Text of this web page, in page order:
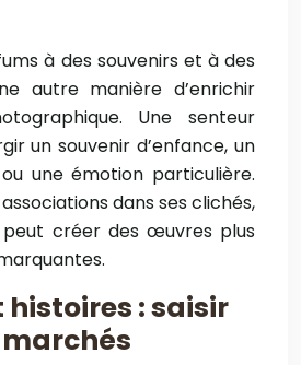
à des souvenirs et à des
autre manière d’enrichir
Une senteur
un souvenir d’enfance, un
une émotion particulière.
dans ses clichés,
créer des œuvres plus
histoires : saisir
marchés